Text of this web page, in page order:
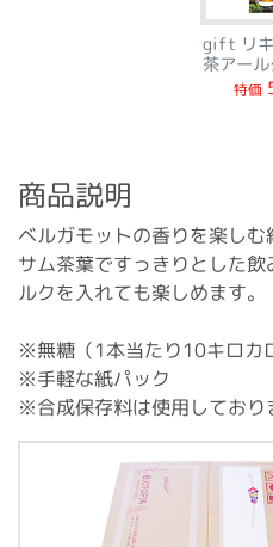
gift リ
茶アー
無糖12本
特価
商品説明
ベルガモットの香りを楽し
サム茶葉ですっきりとした
ルクを入れても楽しめます。
※無糖（1本当たり10キロカ
※手軽な紙パック
※合成保存料は使用しており